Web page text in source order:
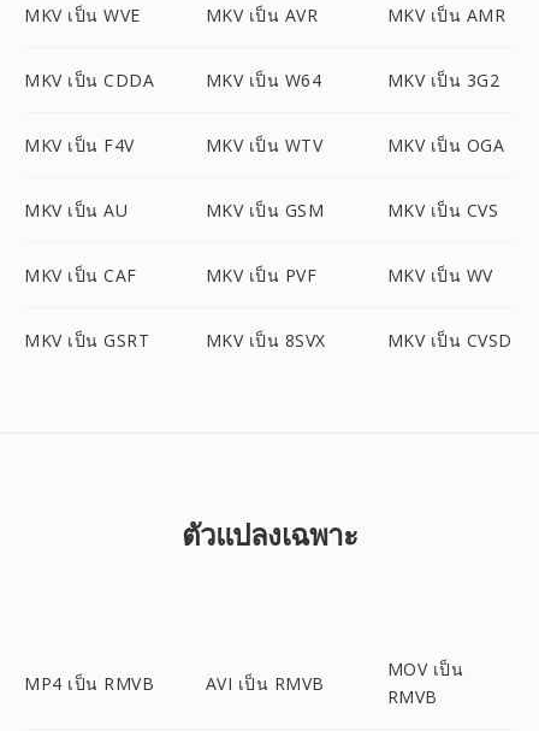
MKV เป็น WVE MKV เป็น AVR MKV เป็น AMR
MKV เป็น CDDA MKV เป็น W64 MKV เป็น 3G2
MKV เป็น F4V MKV เป็น WTV MKV เป็น OGA
MKV เป็น AU MKV เป็น GSM MKV เป็น CVS
MKV เป็น CAF MKV เป็น PVF MKV เป็น WV
MKV เป็น GSRT MKV เป็น 8SVX MKV เป็น CVSD
ตัวแปลงเฉพาะ
MP4 เป็น RMVB AVI เป็น RMVB
MOV เป็น
RMVB